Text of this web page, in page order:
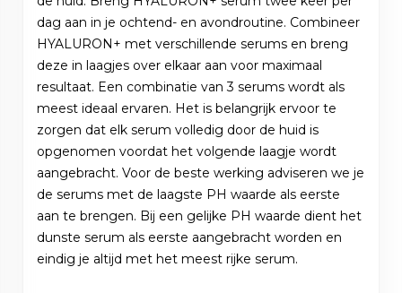
dag aan in je ochtend- en avondroutine. Combineer
HYALURON+ met verschillende serums en breng
deze in laagjes over elkaar aan voor maximaal
resultaat. Een combinatie van 3 serums wordt als
meest ideaal ervaren. Het is belangrijk ervoor te
zorgen dat elk serum volledig door de huid is
opgenomen voordat het volgende laagje wordt
aangebracht. Voor de beste werking adviseren we je
de serums met de laagste PH waarde als eerste
aan te brengen. Bij een gelijke PH waarde dient het
dunste serum als eerste aangebracht worden en
eindig je altijd met het meest rijke serum.